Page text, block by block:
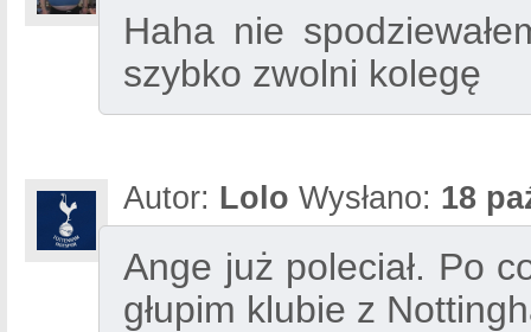
Haha nie
szybko zwolni kolegę
Autor: Lolo Wysłano: 18
Ange już poleciał. Po
głupim klubie z